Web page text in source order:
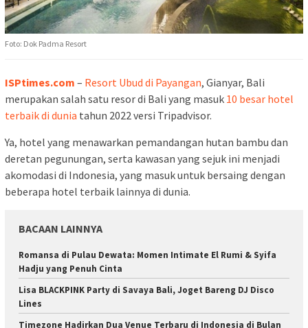
Foto: Dok Padma Resort
ISPtimes.com – Resort Ubud di Payangan, Gianyar, Bali
merupakan salah satu resor di Bali yang masuk 10 besar hotel
terbaik di dunia tahun 2022 versi Tripadvisor.
Ya, hotel yang menawarkan pemandangan hutan bambu dan
deretan pegunungan, serta kawasan yang sejuk ini menjadi
akomodasi di Indonesia, yang masuk untuk bersaing dengan
beberapa hotel terbaik lainnya di dunia.
BACAAN LAINNYA
Romansa di Pulau Dewata: Momen Intimate El Rumi & Syifa
Hadju yang Penuh Cinta
Lisa BLACKPINK Party di Savaya Bali, Joget Bareng DJ Disco
Lines
Timezone Hadirkan Dua Venue Terbaru di Indonesia di Bulan